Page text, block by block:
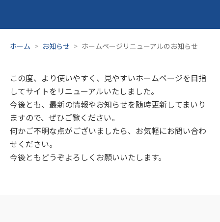
ホーム お知らせ ホームページリニューアルのお知らせ
この度、より使いやすく、見やすいホームページを目指
してサイトをリニューアルいたしました。
今後とも、最新の情報やお知らせを随時更新してまいり
ますので、ぜひご覧ください。
何かご不明な点がございましたら、お気軽にお問い合わ
せください。
今後ともどうぞよろしくお願いいたします。